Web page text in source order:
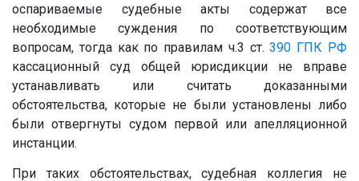
оспариваемые судебные акты содержат все
необходимые суждения по соответствующим
вопросам, тогда как по правилам ч.3 ст.390 ГПК РФ
кассационный суд общей юрисдикции не вправе
устанавливать или считать доказанными
обстоятельства, которые не были установлены либо
были отвергнуты судом первой или апелляционной
инстанции.
При таких обстоятельствах, судебная коллегия не